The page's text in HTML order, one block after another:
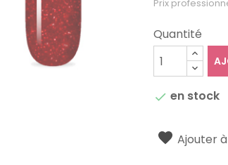
Prix
Quantité
 en stock
Ajouter